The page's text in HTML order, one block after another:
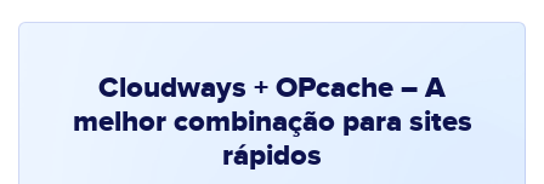
Cloudways + OPcache – A
melhor combinação para sites
rápidos